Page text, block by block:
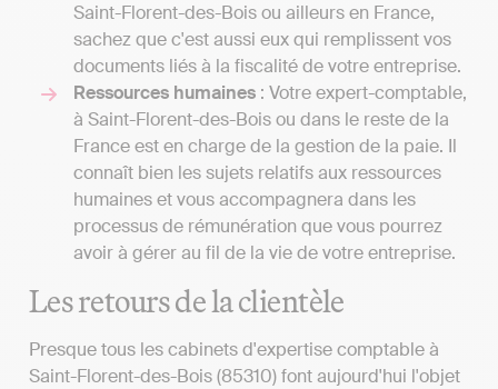
Saint-Florent-des-Bois ou ailleurs en France,
sachez que c'est aussi eux qui remplissent vos
documents liés à la fiscalité de votre entreprise.
Ressources humaines : Votre expert-comptable,
à Saint-Florent-des-Bois ou dans le reste de la
France est en charge de la gestion de la paie. Il
connaît bien les sujets relatifs aux ressources
humaines et vous accompagnera dans les
processus de rémunération que vous pourrez
avoir à gérer au fil de la vie de votre entreprise.
Les retours de la clientèle
Presque tous les cabinets d'expertise comptable à
Saint-Florent-des-Bois (85310) font aujourd'hui l'objet